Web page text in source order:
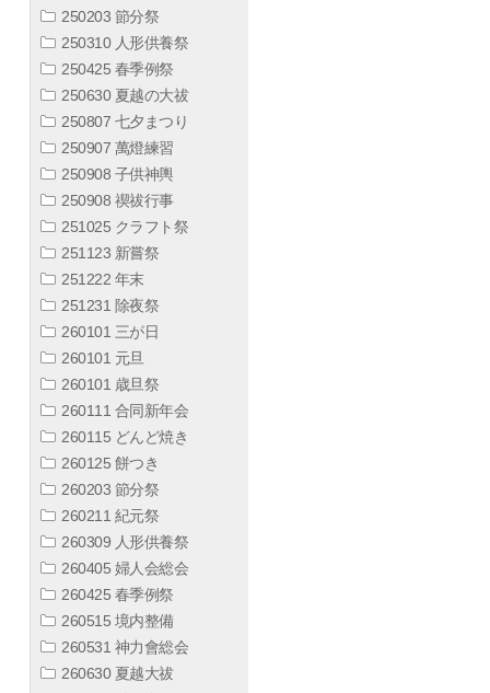
250203 節分祭
250310 人形供養祭
250425 春季例祭
250630 夏越の大祓
250807 七夕まつり
250907 萬燈練習
250908 子供神輿
250908 禊祓行事
251025 クラフト祭
251123 新嘗祭
251222 年末
251231 除夜祭
260101 三が日
260101 元旦
260101 歳旦祭
260111 合同新年会
260115 どんど焼き
260125 餅つき
260203 節分祭
260211 紀元祭
260309 人形供養祭
260405 婦人会総会
260425 春季例祭
260515 境内整備
260531 神力會総会
260630 夏越大祓